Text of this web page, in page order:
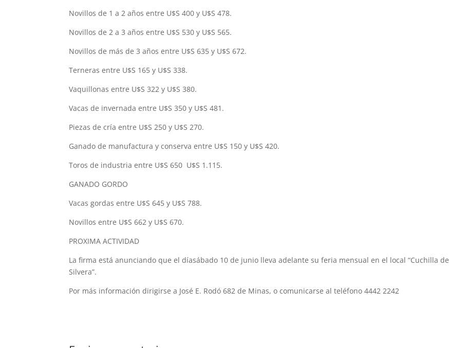
Novillos de 1 a 2 años entre U$S 400 y U$S 478.
Novillos de 2 a 3 años entre U$S 530 y U$S 565.
Novillos de más de 3 años entre U$S 635 y U$S 672.
Terneras entre U$S 165 y U$S 338.
Vaquillonas entre U$S 322 y U$S 380.
Vacas de invernada entre U$S 350 y U$S 481.
Piezas de cría entre U$S 250 y U$S 270.
Ganado de manufactura y conserva entre U$S 150 y U$S 420.
Toros de industria entre U$S 650 U$S 1.115.
GANADO GORDO
Vacas gordas entre U$S 645 y U$S 788.
Novillos entre U$S 662 y U$S 670.
PROXIMA ACTIVIDAD
La firma está anunciando que el díasábado 10 de junio lleva adelante su feria mensual en el local “Cuchilla de
Silvera”.
Por más información dirigirse a José E. Rodó 682 de Minas, o comunicarse al teléfono 4442 2242